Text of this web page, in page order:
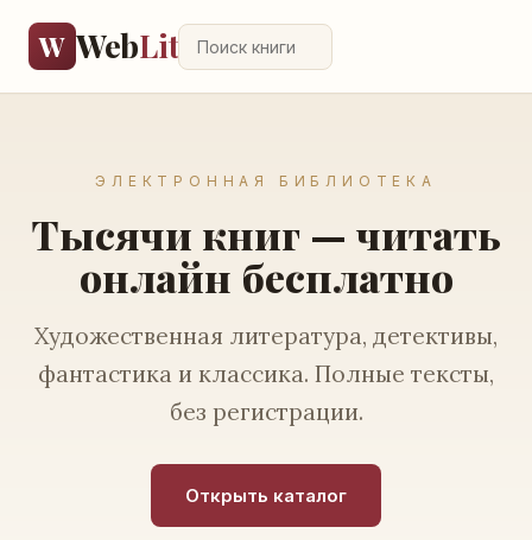
W WebLit
ЭЛЕКТРОННАЯ БИБЛИОТЕКА
Тысячи книг — читать
онлайн бесплатно
Художественная литература, детективы,
фантастика и классика. Полные тексты,
без регистрации.
Открыть каталог